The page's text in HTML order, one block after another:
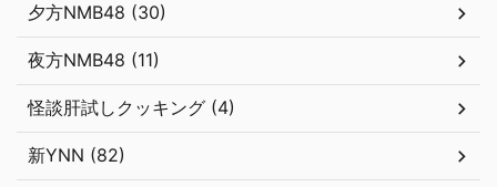
夕方NMB48 (30)
夜方NMB48 (11)
怪談肝試しクッキング (4)
新YNN (82)